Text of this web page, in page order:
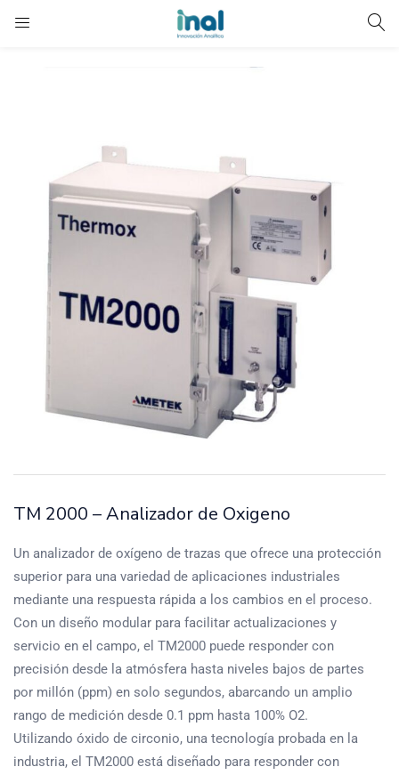
TM 2000 – Analizador de Oxigeno
Un analizador de oxígeno de trazas que ofrece una protección
superior para una variedad de aplicaciones industriales
mediante una respuesta rápida a los cambios en el proceso.
Con un diseño modular para facilitar actualizaciones y
servicio en el campo, el TM2000 puede responder con
precisión desde la atmósfera hasta niveles bajos de partes
por millón (ppm) en solo segundos, abarcando un amplio
rango de medición desde 0.1 ppm hasta 100% O2.
Utilizando óxido de circonio, una tecnología probada en la
industria, el TM2000 está diseñado para responder con